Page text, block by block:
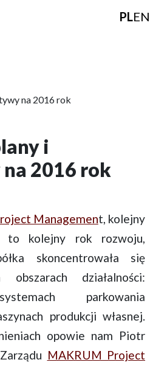
PLEN
na 2016 rok
i
2016 rok
Management, kolejny
to kolejny rok rozwoju,
skoncentrowała się
działalności:
parkowania
produkcji własnej.
opowie nam Piotr
MAKRUM Project